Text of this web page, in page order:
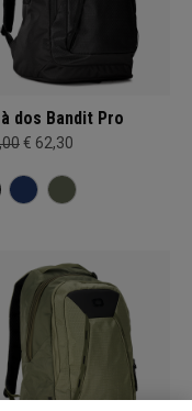
dos Bandit Pro
€ 62,30